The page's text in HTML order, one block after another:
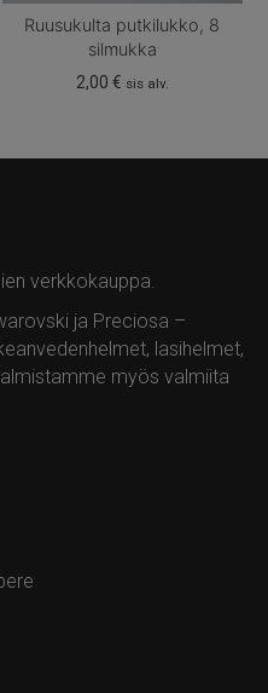
Ruusukulta putkilukko, 8
silmukka
2,00 € sis alv.
verkkokauppa.
ja Preciosa –
lasihelmet,
myös valmiita